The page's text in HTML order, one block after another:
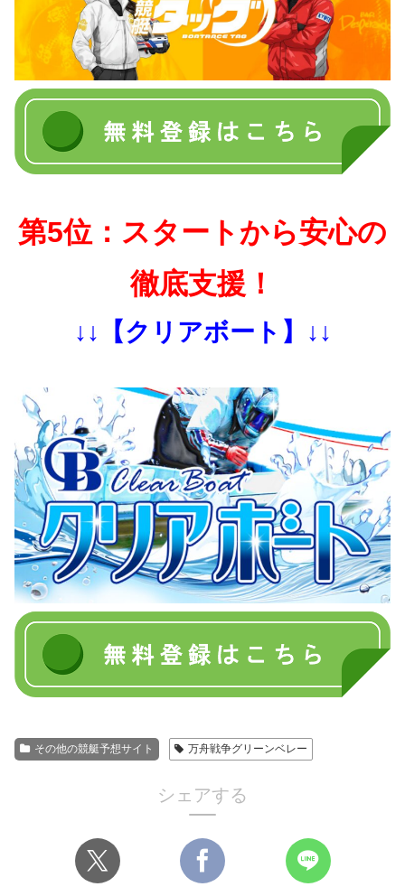
第5位：スタートから安心の
徹底支援！
↓↓【クリアボート】↓↓
その他の競艇予想サイト 万舟戦争グリーンベレー
シェアする